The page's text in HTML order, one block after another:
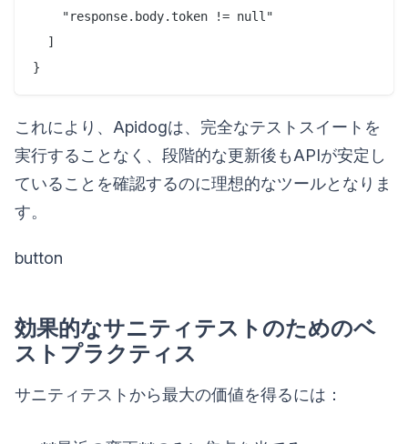
    "response.body.token != null"
  ]
これにより、Apidogは、完全なテストスイートを
実行することなく、段階的な更新後もAPIが安定し
ていることを確認するのに理想的なツールとなりま
す。
button
効果的なサニティテストのためのベ
ストプラクティス
サニティテストから最大の価値を得るには：